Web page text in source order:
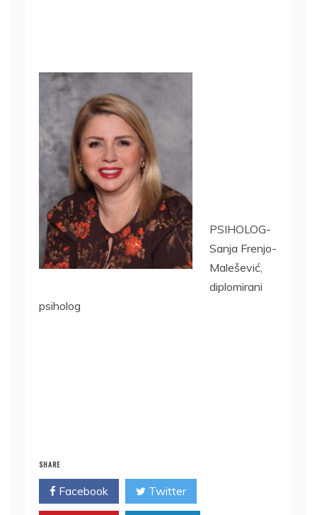
PSIHOLOG-
Sanja Frenjo-
Malešević,
diplomirani
psiholog
SHARE
Facebook Twitter